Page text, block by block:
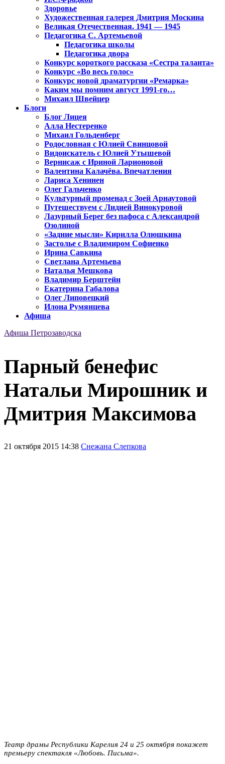
Здоровье
Художественная галерея Дмитрия Москина
Великая Отечественная. 1941 — 1945
Педагогика С. Артемьевой
Педагогика школы
Педагогика двора
Конкурс короткого рассказа «Сестра таланта»
Конкурс «Во весь голос»
Конкурс новой драматургии «Ремарка»
Каким мы помним август 1991-го…
Михаил Швейцер
Блоги
Блог Лицея
Алла Нестеренко
Михаил Гольденберг
Родословная с Юлией Свинцовой
Видоискатель с Юлией Утышевой
Вернисаж с Ириной Ларионовой
Валентина Калачёва. Впечатления
Лариса Хенинен
Олег Гальченко
Культурный променад с Зоей Арнаутовой
Путешествуем с Лидией Винокуровой
Лазурный Берег без пафоса с Александрой
Озолиной
«Задние мысли» Кирилла Олюшкина
Застолье с Владимиром Софиенко
Ирина Савкина
Светлана Артемьева
Наталья Мешкова
Владимир Берштейн
Екатерина Габалова
Олег Липовецкий
Илона Румянцева
Афиша
Афиша Петрозаводска
Парный бенефис
Натальи Мирошник и
Дмитрия Максимова
21 октября 2015 14:38 Снежана Слепкова
Театр драмы Республики Карелия 24 и 25 октября покажет
премьеру спектакля «Любовь. Письма».